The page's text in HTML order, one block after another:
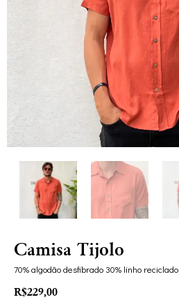
Camisa Tijolo
70% algodão desfibrado 30% linho reciclado
R$229,00